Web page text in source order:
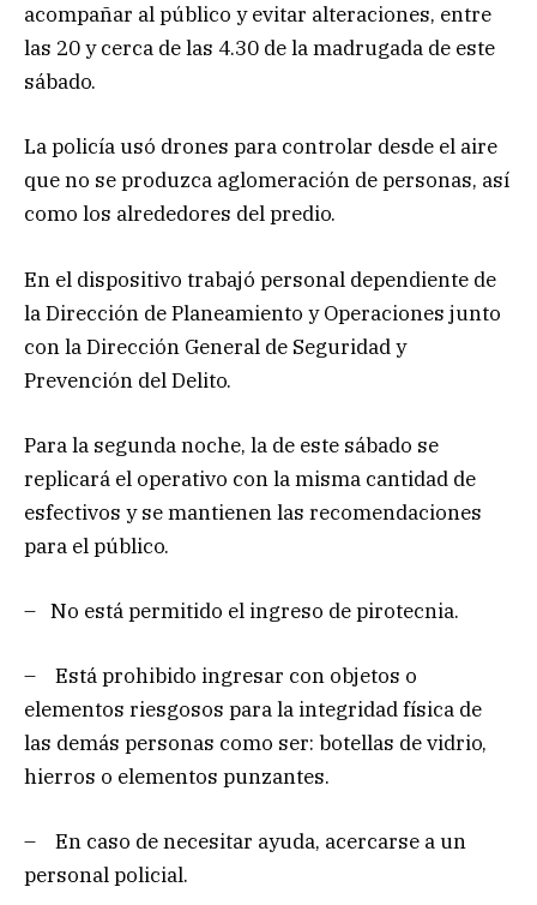
acompañar al público y evitar alteraciones, entre
las 20 y cerca de las 4.30 de la madrugada de este
sábado.
La policía usó drones para controlar desde el aire
que no se produzca aglomeración de personas, así
como los alrededores del predio.
En el dispositivo trabajó personal dependiente de
la Dirección de Planeamiento y Operaciones junto
con la Dirección General de Seguridad y
Prevención del Delito.
Para la segunda noche, la de este sábado se
replicará el operativo con la misma cantidad de
esfectivos y se mantienen las recomendaciones
para el público.
– No está permitido el ingreso de pirotecnia.
– Está prohibido ingresar con objetos o
elementos riesgosos para la integridad física de
las demás personas como ser: botellas de vidrio,
hierros o elementos punzantes.
– En caso de necesitar ayuda, acercarse a un
personal policial.